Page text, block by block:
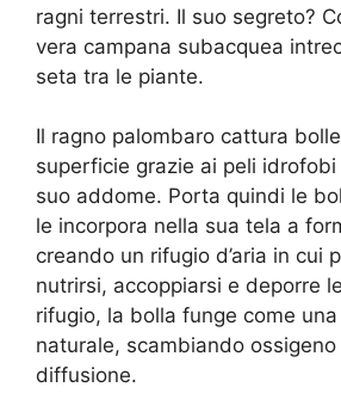
ragni terrestri. Il suo segreto?
vera campana subacquea
seta tra le piante.
Il ragno palombaro cattura bolle
superficie grazie ai peli
suo addome. Porta quindi le
le incorpora nella sua tela a
creando un rifugio d’aria in cui
nutrirsi, accoppiarsi e deporre
rifugio, la bolla funge come
naturale, scambiando ossigeno
diffusione.